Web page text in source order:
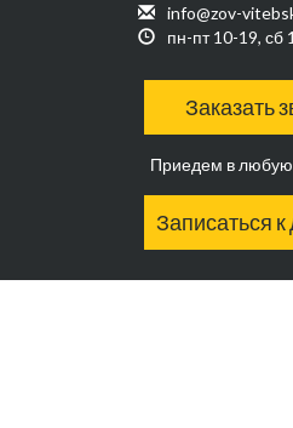
info@zov-
пн-пт 10-19, сб
Заказать
Приедем в любую
Записаться